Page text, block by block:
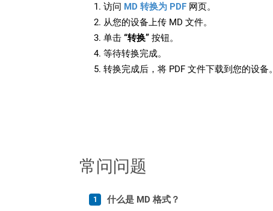
访问 MD 转换为 PDF 网页。
从您的设备上传 MD 文件。
单击 “转换” 按钮。
等待转换完成。
转换完成后，将 PDF 文件下载到您的设备。
常问问题
什么是 MD 格式？